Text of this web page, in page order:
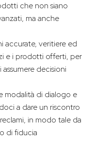
che non siano
ma anche
accurate, veritiere ed
e i prodotti offerti, per
decisioni
modalità di dialogo e
a dare un riscontro
in modo tale da
di fiducia